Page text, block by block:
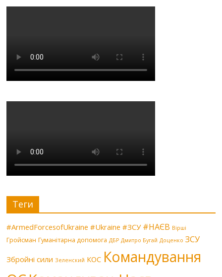
Теги
#ArmedForcesofUkraine #Ukraine #ЗСУ #НАЄВ Вірші
Гройсман Гуманітарна допомога ДБР Дмитро Бугай Доценко ЗСУ
Збройні сили Зеленский КОС Командування